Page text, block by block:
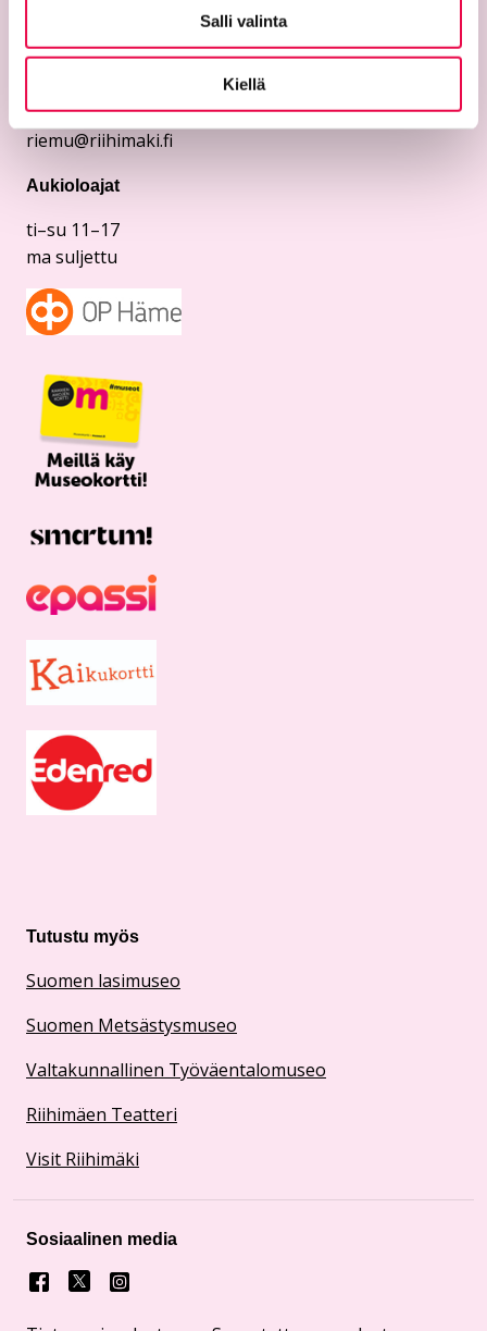
Salli valinta
Kiellä
Riihimäen taidemuseo
Temppelikatu 8
puh. 040 330 4124
riemu@riihimaki.fi
Aukioloajat
ti–su 11–17
ma suljettu
Tutustu myös
Suomen lasimuseo
Suomen Metsästysmuseo
Valtakunnallinen Työväentalomuseo
Riihimäen Teatteri
Visit Riihimäki
Sosiaalinen media
Facebook
X Instagram